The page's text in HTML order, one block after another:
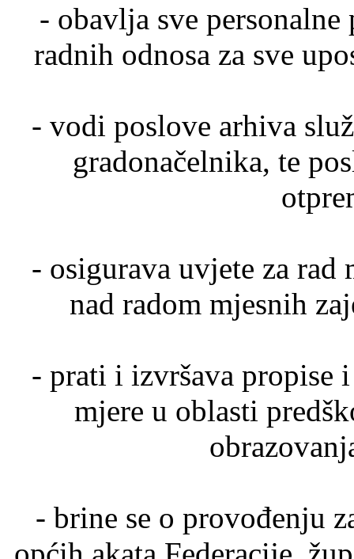
- obavlja sve
radnih odnosa za sve
- vodi poslove arhiva
gradonačelnika, te
- osigurava uvjete za rad
nad radom mjesnih
- prati i izvršava propise
mjere u oblasti
- brine se o provođenju